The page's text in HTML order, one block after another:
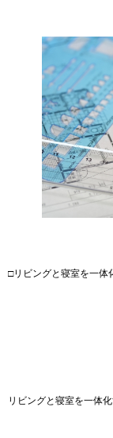
□リビングと寝室を一体
リビングと寝室を一体